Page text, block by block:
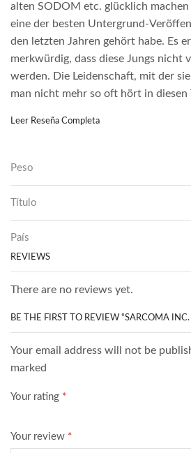
alten SODOM etc. glücklich
eine der besten Untergrund-
den letzten Jahren gehört habe. Es
merkwürdig, dass diese Jungs nicht
werden. Die Leidenschaft, mit der
man nicht mehr so oft hört in diesen
Leer Reseña Completa
Peso
Título
País
REVIEWS
There are no reviews yet.
BE THE FIRST TO REVIEW “SARCOMA
Your email address will not be
marked
Your rating *
Your review *